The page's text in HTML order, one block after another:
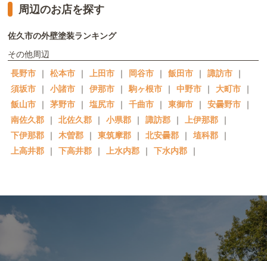
周辺のお店を探す
佐久市の外壁塗装ランキング
その他周辺
長野市 ｜ 松本市 ｜ 上田市 ｜ 岡谷市 ｜ 飯田市 ｜ 諏訪市 ｜
須坂市 ｜ 小諸市 ｜ 伊那市 ｜ 駒ヶ根市 ｜ 中野市 ｜ 大町市 ｜
飯山市 ｜ 茅野市 ｜ 塩尻市 ｜ 千曲市 ｜ 東御市 ｜ 安曇野市 ｜
南佐久郡 ｜ 北佐久郡 ｜ 小県郡 ｜ 諏訪郡 ｜ 上伊那郡 ｜
下伊那郡 ｜ 木曽郡 ｜ 東筑摩郡 ｜ 北安曇郡 ｜ 埴科郡 ｜
上高井郡 ｜ 下高井郡 ｜ 上水内郡 ｜ 下水内郡 ｜